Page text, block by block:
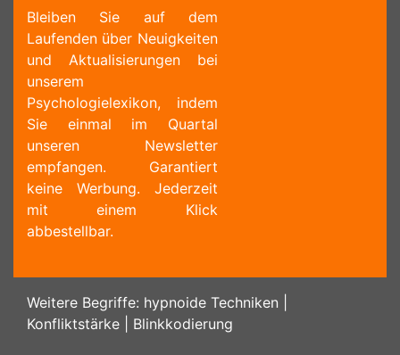
Bleiben Sie auf dem
Laufenden über Neuigkeiten
und Aktualisierungen bei
unserem
Psychologielexikon, indem
Sie einmal im Quartal
unseren Newsletter
empfangen. Garantiert
keine Werbung. Jederzeit
mit einem Klick
abbestellbar.
Weitere Begriffe: hypnoide Techniken
Konfliktstärke
Blinkkodierung